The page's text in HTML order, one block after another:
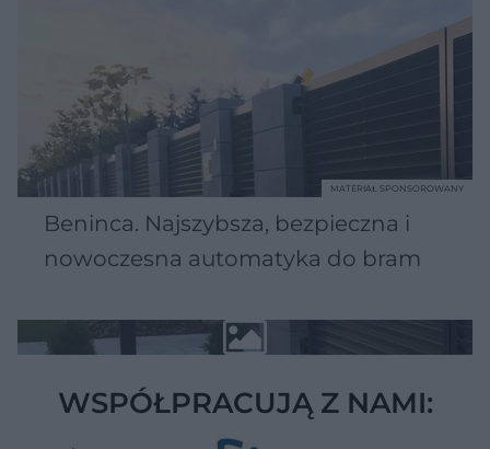
Beninca. Najszybsza, bezpieczna i
nowoczesna automatyka do bram
MATERIAŁ SPONSOROWANY
WSPÓŁPRACUJĄ Z NAMI: